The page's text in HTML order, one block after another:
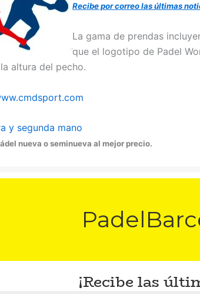
Recibe por correo las últimas
La gama de prendas
que el logotipo de Padel
altura del pecho.
y segunda mano
nueva o seminueva al mejor precio.
¡Recibe las